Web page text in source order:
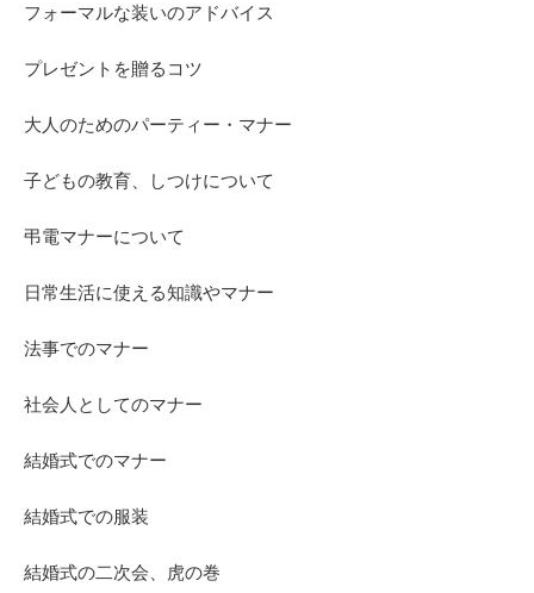
フォーマルな装いのアドバイス
プレゼントを贈るコツ
大人のためのパーティー・マナー
子どもの教育、しつけについて
弔電マナーについて
日常生活に使える知識やマナー
法事でのマナー
社会人としてのマナー
結婚式でのマナー
結婚式での服装
結婚式の二次会、虎の巻